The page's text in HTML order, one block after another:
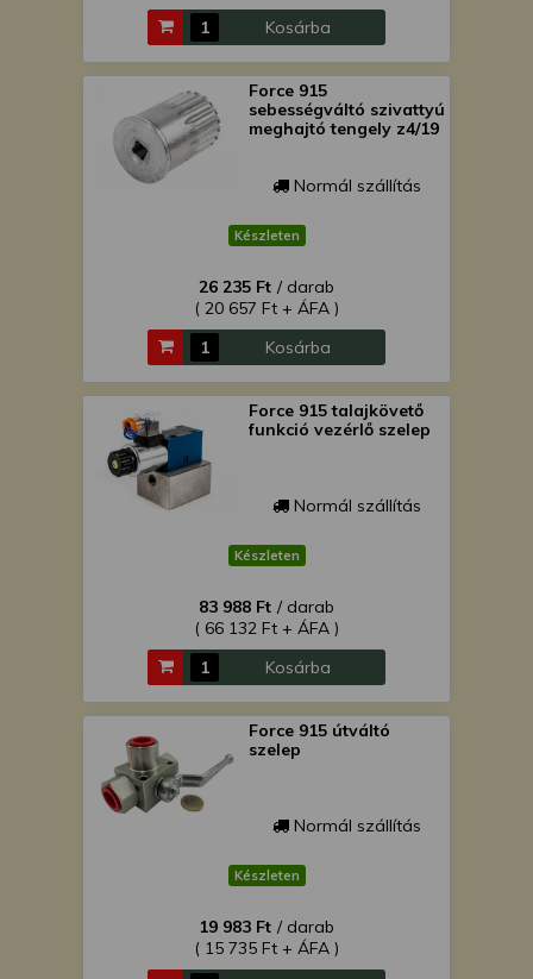
Kosárba
Force 915
sebességváltó szivattyú
meghajtó tengely z4/19
Normál szállítás
Készleten
26 235 Ft / darab
( 20 657 Ft + ÁFA )
Kosárba
Force 915 talajkövető
funkció vezérlő szelep
Normál szállítás
Készleten
83 988 Ft / darab
( 66 132 Ft + ÁFA )
Kosárba
Force 915 útváltó
szelep
Normál szállítás
Készleten
19 983 Ft / darab
( 15 735 Ft + ÁFA )